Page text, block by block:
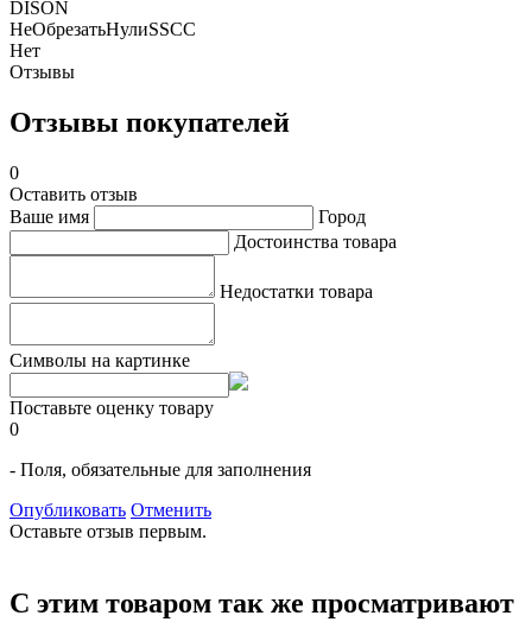
DISON
НеОбрезатьНулиSSCC
Нет
Отзывы
Отзывы покупателей
0
Оставить отзыв
Ваше имя
Город
Достоинства товара
Недостатки товара
Символы на картинке
Поставьте оценку товару
0
- Поля, обязательные для заполнения
Опубликовать Отменить
Оставьте отзыв первым.
С этим товаром так же просматривают